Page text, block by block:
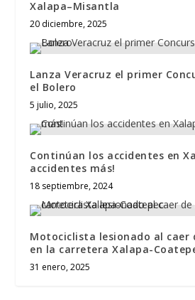
Xalapa–Misantla
20 diciembre, 2025
Lanza Veracruz el primer
el Bolero
5 julio, 2025
Continúan los accidentes en
accidentes más!
18 septiembre, 2024
Motociclista lesionado al caer
en la carretera Xalapa-
31 enero, 2025